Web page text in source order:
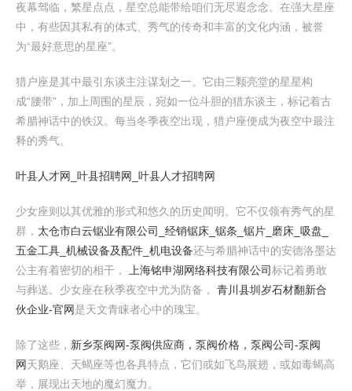
夜幕驾临，繁星点点，星空总能带给咱们无尽遐念念。在强大星座
中，有些因其私有的体式、秀气的传奇和丰富的文化内涵，被誉
为“最好意思的星座”。
猎户座是其中最引东谈主注谋划之一。它由三颗亮堂的星星构
成“腰带”，加上周围的星辰，宛如一位斗胆的猎东谈主，标记着古
希腊神话中的铁汉。每当冬季夜空出现，猎户座便成为夜空中最注
释的秀气。
叶县人才网_叶县招聘网_叶县人才招聘网
少女座则以其优雅的形式和悠久的历史闻明。它不仅领有秀气的星
群， 太仓市白云锯业有限公司_经销锯床_锯条_锯片_磨床_吸盘_
五金工具_机械设备及配件_机电设备还与希腊神话中的安德洛墨达
公主有着密切的相干，
上海铭申湖网络科技有限公司标记着勇敢
与葬送。少女座在秋季夜空中尤为防备， 青川县圳岁石材翻新合
伙企业-官网是天文青睐者心中的瑰宝。
除了这些， 新乡泵阀网-泵阀供应商，泵阀价格，泵阀公司-泵阀
网天鹅座、天蝎座等也各具特点，它们或如飞鸟展翅，或如毒蝎高
举，展现出天地的魔幻魔力。